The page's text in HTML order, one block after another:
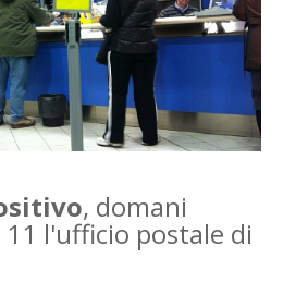
, domani
l'ufficio postale di